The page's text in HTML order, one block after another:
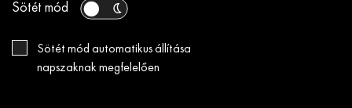
Sötét mód
Sötét mód automatikus állítása
napszaknak megfelelően